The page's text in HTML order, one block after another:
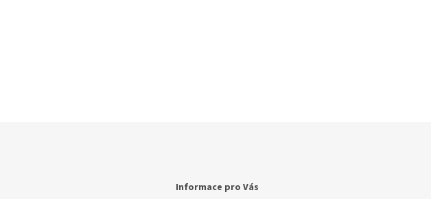
Informace pro Vás